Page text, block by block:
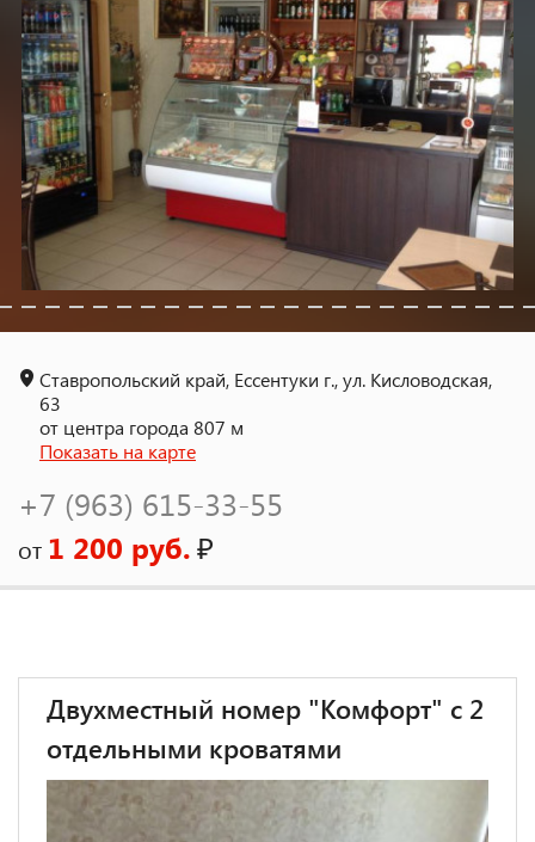
Ставропольский край, Ессентуки г., ул. Кисловодская,
63
от центра города 807 м
Показать на карте
+7 (963) 615-33-55
от 1 200 руб.₽
Двухместный номер "Комфорт" с 2
отдельными кроватями